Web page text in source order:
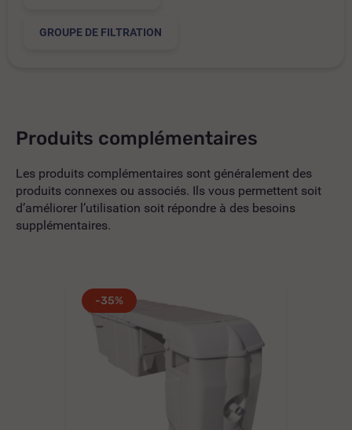
GROUPE DE FILTRATION
Produits complémentaires
Les produits complémentaires sont généralement des
produits connexes ou associés. Ils vous permettent soit
d’améliorer l’utilisation soit répondre à des besoins
supplémentaires.
-35%